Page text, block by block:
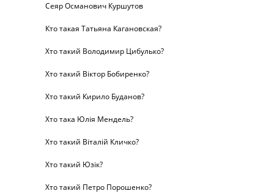
Сеяр Османович Куршутов
Кто такая Татьяна Кагановская?
Хто такий Володимир Цибулько?
Хто такий Віктор Бобиренко?
Хто такий Кирило Буданов?
Хто така Юлія Мендель?
Хто такий Віталій Кличко?
Хто такий Юзік?
Хто такий Петро Порошенко?